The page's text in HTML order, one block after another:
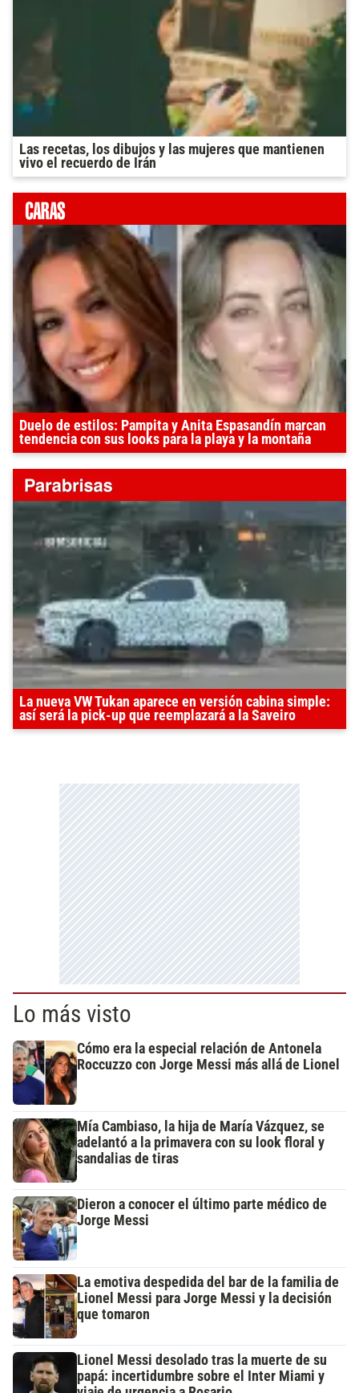
Las recetas, los dibujos y las mujeres que mantienen
vivo el recuerdo de Irán
Duelo de estilos: Pampita y Anita Espasandín marcan
tendencia con sus looks para la playa y la montaña
La nueva VW Tukan aparece en versión cabina simple:
así será la pick-up que reemplazará a la Saveiro
Lo más visto
Cómo era la especial relación de Antonela
Roccuzzo con Jorge Messi más allá de Lionel
Mía Cambiaso, la hija de María Vázquez, se
adelantó a la primavera con su look floral y
sandalias de tiras
Dieron a conocer el último parte médico de
Jorge Messi
La emotiva despedida del bar de la familia de
Lionel Messi para Jorge Messi y la decisión
que tomaron
Lionel Messi desolado tras la muerte de su
papá: incertidumbre sobre el Inter Miami y